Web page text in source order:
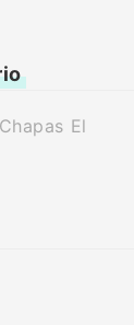
El